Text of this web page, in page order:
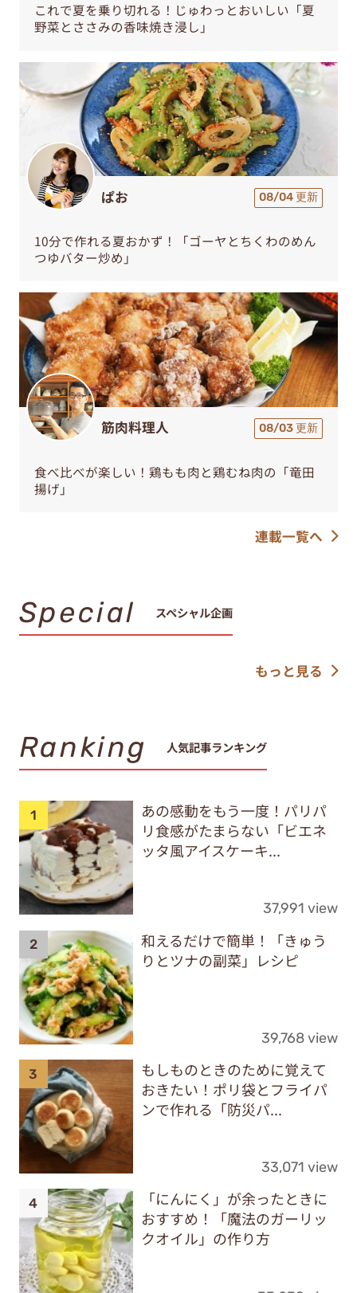
これで夏を乗り切れる！じゅわっとおいしい「夏
野菜とささみの香味焼き浸し」
ぱお 08/04 更新
10分で作れる夏おかず！「ゴーヤとちくわのめん
つゆバター炒め」
筋肉料理人 08/03 更新
食べ比べが楽しい！鶏もも肉と鶏むね肉の「竜田
揚げ」
連載一覧へ
Special スペシャル企画
もっと見る
Ranking 人気記事ランキング
あの感動をもう一度！パリパ
リ食感がたまらない「ビエネ
ッタ風アイスケーキ...
37,991 view
和えるだけで簡単！「きゅう
りとツナの副菜」レシピ
39,768 view
もしものときのために覚えて
おきたい！ポリ袋とフライパ
ンで作れる「防災パ...
33,071 view
「にんにく」が余ったときに
おすすめ！「魔法のガーリッ
クオイル」の作り方